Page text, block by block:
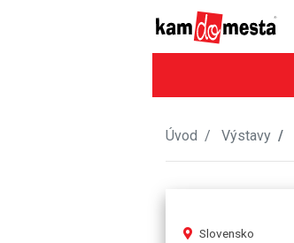
Úvod Výstavy
Slovensko